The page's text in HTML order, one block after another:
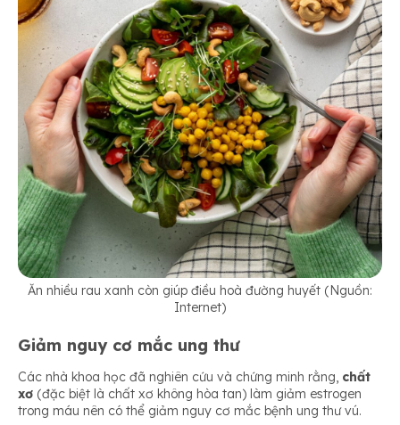
Ăn nhiều rau xanh còn giúp điều hoà đường huyết (Nguồn:
Internet)
Giảm nguy cơ mắc ung thư
Các nhà khoa học đã nghiên cứu và chứng minh rằng, chất
xơ (đặc biệt là chất xơ không hòa tan) làm giảm estrogen
trong máu nên có thể giảm nguy cơ mắc bệnh ung thư vú.